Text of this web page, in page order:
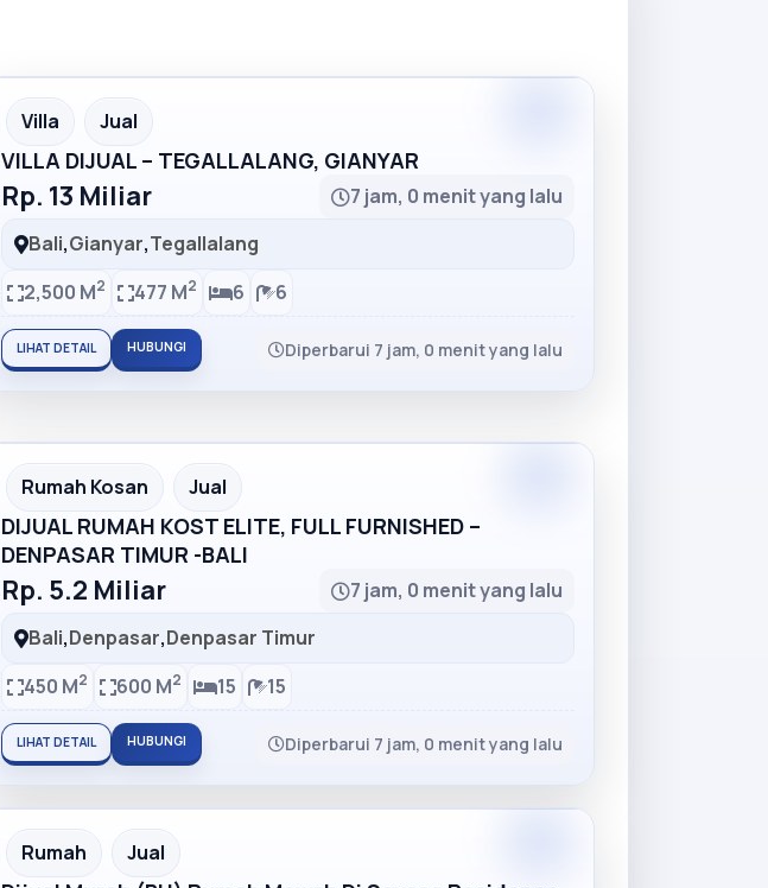
Partner Ad
Villa Jual
VILLA DIJUAL – TEGALLALANG, GIANYAR
Rp. 13 Miliar
7 jam, 0 menit yang lalu
Bali,Gianyar,Tegallalang
2,500 M2 477 M2 6 6
LIHAT DETAIL HUBUNGI Diperbarui 7 jam, 0 menit yang lalu
Partner Ad
Rumah Kosan Jual
DIJUAL RUMAH KOST ELITE, FULL FURNISHED –
DENPASAR TIMUR -BALI
Rp. 5.2 Miliar
7 jam, 0 menit yang lalu
Bali,Denpasar,Denpasar Timur
450 M2 600 M2 15 15
LIHAT DETAIL HUBUNGI Diperbarui 7 jam, 0 menit yang lalu
Partner Ad
Rumah Jual